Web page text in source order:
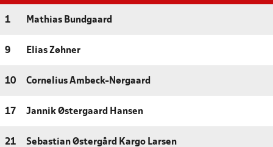
1 Mathias Bundgaard
9 Elias Zøhner
10 Cornelius Ambeck-Nørgaard
17 Jannik Østergaard Hansen
21 Sebastian Østergård Kargo Larsen